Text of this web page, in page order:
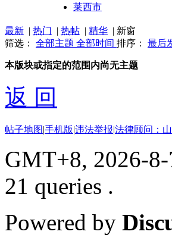
莱西市
最新 | 热门 | 热帖 | 精华 | 新窗
筛选： 全部主题 全部时间 排序： 最后
本版块或指定的范围内尚无主题
返 回
帖子地图|手机版|违法举报|法律顾问：
GMT+8, 2026-
21 queries .
Powered by